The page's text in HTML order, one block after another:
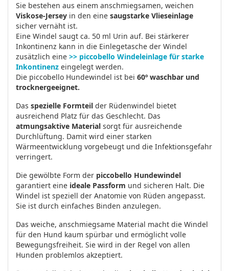
Sie bestehen aus einem anschmiegsamen, weichen
Viskose-Jersey in den eine saugstarke Vlieseinlage
sicher vernäht ist.
Eine Windel saugt ca. 50 ml Urin auf. Bei stärkerer
Inkontinenz kann in die Einlegetasche der Windel
zusätzlich eine >> piccobello Windeleinlage für starke
Inkontinenz eingelegt werden.
Die piccobello Hundewindel ist bei 60º waschbar und
trocknergeeignet.
Das spezielle Formteil der Rüdenwindel bietet
ausreichend Platz für das Geschlecht. Das
atmungsaktive Material sorgt für ausreichende
Durchlüftung. Damit wird einer starken
Wärmeentwicklung vorgebeugt und die Infektionsgefahr
verringert.
Die gewölbte Form der piccobello Hundewindel
garantiert eine ideale Passform und sicheren Halt. Die
Windel ist speziell der Anatomie von Rüden angepasst.
Sie ist durch einfaches Binden anzulegen.
Das weiche, anschmiegsame Material macht die Windel
für den Hund kaum spürbar und ermöglicht volle
Bewegungsfreiheit. Sie wird in der Regel von allen
Hunden problemlos akzeptiert.